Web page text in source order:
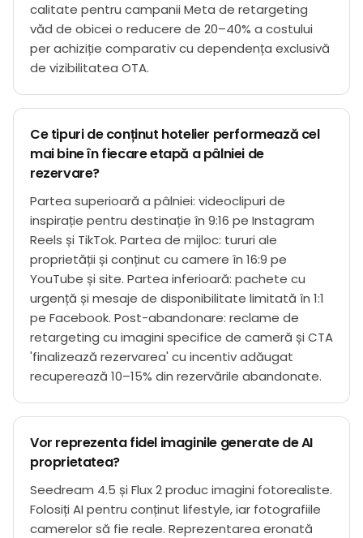
calitate pentru campanii Meta de retargeting
văd de obicei o reducere de 20–40% a costului
per achiziție comparativ cu dependența exclusivă
de vizibilitatea OTA.
Ce tipuri de conținut hotelier performează cel
mai bine în fiecare etapă a pâlniei de
rezervare?
Partea superioară a pâlniei: videoclipuri de
inspirație pentru destinație în 9:16 pe Instagram
Reels și TikTok. Partea de mijloc: tururi ale
proprietății și conținut cu camere în 16:9 pe
YouTube și site. Partea inferioară: pachete cu
urgență și mesaje de disponibilitate limitată în 1:1
pe Facebook. Post-abandonare: reclame de
retargeting cu imagini specifice de cameră și CTA
'finalizează rezervarea' cu incentiv adăugat
recuperează 10–15% din rezervările abandonate.
Vor reprezenta fidel imaginile generate de AI
proprietatea?
Seedream 4.5 și Flux 2 produc imagini fotorealiste.
Folosiți AI pentru conținut lifestyle, iar fotografiile
camerelor să fie reale. Reprezentarea eronată